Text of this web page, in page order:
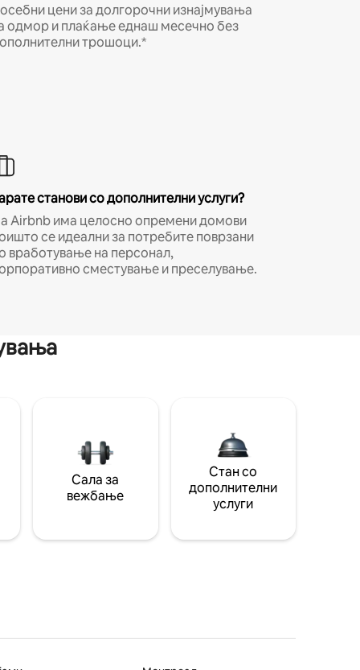
цени за долгорочни изнајмувања
одмор и плаќање еднаш месечно без
трошоци.*
станови со дополнителни услуги?
Airbnb има целосно опремени домови
се идеални за потребите поврзани
вработување на персонал,
сместување и преселување.
Сала за
вежбање
Стан со
дополнителни
услуги